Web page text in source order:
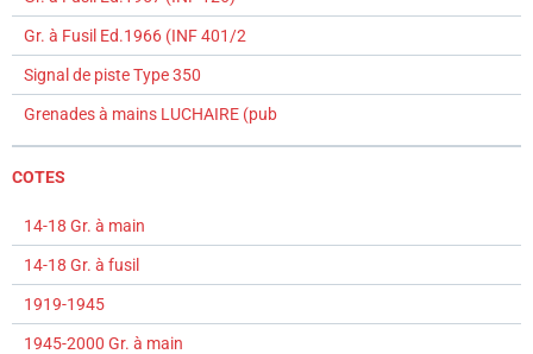
Gr. à Fusil Ed.1966 (INF 401/2
Signal de piste Type 350
Grenades à mains LUCHAIRE (pub
COTES
14-18 Gr. à main
14-18 Gr. à fusil
1919-1945
1945-2000 Gr. à main